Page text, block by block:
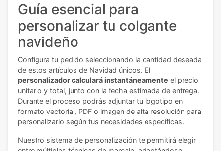
Guía esencial para
personalizar tu colgante
navideño
Configura tu pedido seleccionando la cantidad deseada
de estos artículos de Navidad únicos. El
personalizador calculará instantáneamente el precio
unitario y total, junto con la fecha estimada de entrega.
Durante el proceso podrás adjuntar tu logotipo en
formato vectorial, PDF o imagen de alta resolución para
personalizarlo según tus necesidades específicas.
Nuestro sistema de personalización te permitirá elegir